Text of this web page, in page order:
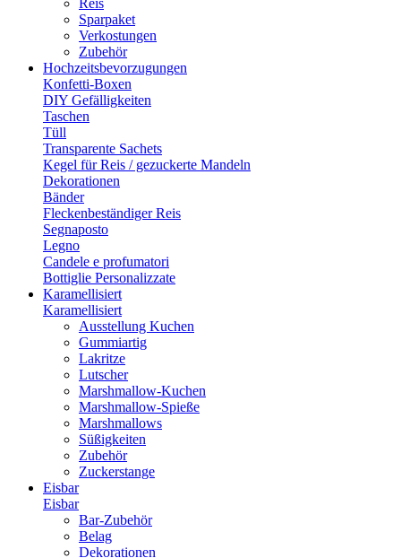
Reis
Sparpaket
Verkostungen
Zubehör
Hochzeitsbevorzugungen
Konfetti-Boxen
DIY Gefälligkeiten
Taschen
Tüll
Transparente Sachets
Kegel für Reis / gezuckerte Mandeln
Dekorationen
Bänder
Fleckenbeständiger Reis
Segnaposto
Legno
Candele e profumatori
Bottiglie Personalizzate
Karamellisiert
Karamellisiert
Ausstellung Kuchen
Gummiartig
Lakritze
Lutscher
Marshmallow-Kuchen
Marshmallow-Spieße
Marshmallows
Süßigkeiten
Zubehör
Zuckerstange
Eisbar
Eisbar
Bar-Zubehör
Belag
Dekorationen